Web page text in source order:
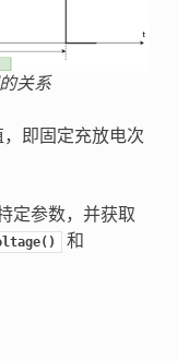
关系
即固定充放电次
定参数，并获取
和